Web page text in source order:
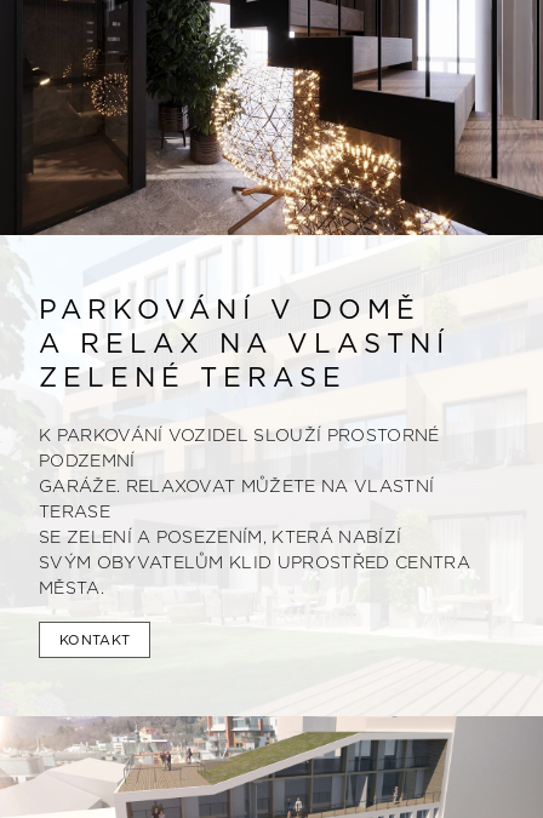
PARKOVÁNÍ V DOMĚ
A RELAX NA VLASTNÍ
ZELENÉ TERASE
K PARKOVÁNÍ VOZIDEL SLOUŽÍ PROSTORNÉ
PODZEMNÍ
GARÁŽE. RELAXOVAT MŮŽETE NA VLASTNÍ
TERASE
SE ZELENÍ A POSEZENÍM, KTERÁ NABÍZÍ
SVÝM OBYVATELŮM KLID UPROSTŘED CENTRA
MĚSTA.
KONTAKT